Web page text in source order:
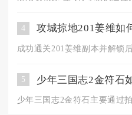
4 攻城掠地201姜维如
5 少年三国志2金符石